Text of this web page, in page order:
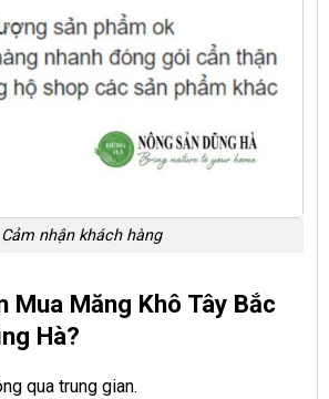
Cảm nhận khách hàng
Mua Măng Khô Tây Bắc
Hà?
qua trung gian.